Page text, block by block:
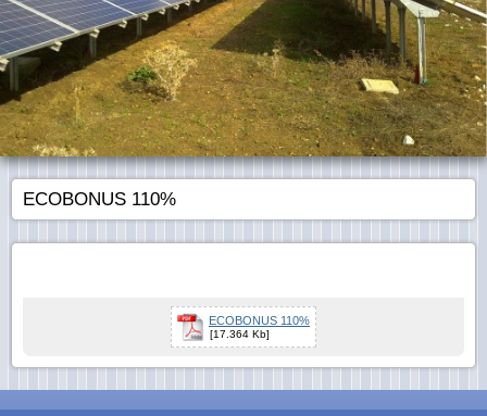
ECOBONUS 110%
ECOBONUS 110%
[17.364 Kb]